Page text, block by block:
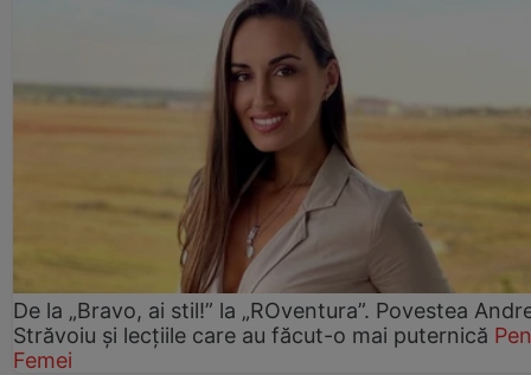
De la „Bravo, ai stil!” la „ROventura”. Povestea
Străvoiu și lecțiile care au făcut-o mai puternică
Femei